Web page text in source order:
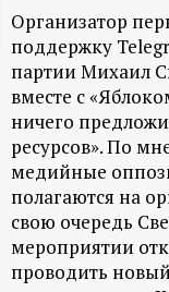
а
ц
и
о
н
н
Организатор
поддержку
партии Михаил
вместе с
ничего
ресурсов». По
медийные
полагаются на
свою очередь
мероприятии
проводить